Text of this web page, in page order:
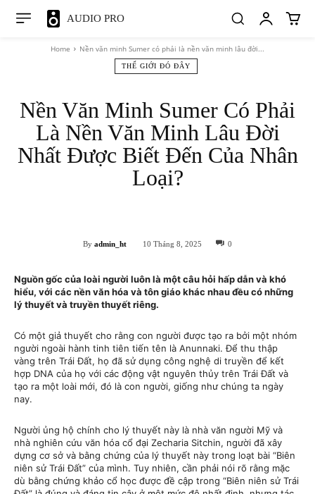
AUDIO PRO
Home Nền văn minh Sumer có phải là nền văn minh lâu đời...
THẾ GIỚI ĐÓ ĐÂY
Nền Văn Minh Sumer Có Phải
Là Nền Văn Minh Lâu Đời
Nhất Được Biết Đến Của Nhân
Loại?
By admin_ht 10 Tháng 8, 2025 0
Nguồn gốc của loài người luôn là một câu hỏi hấp dẫn và khó
hiểu, với các nền văn hóa và tôn giáo khác nhau đều có những
lý thuyết và truyền thuyết riêng.
Có một giả thuyết cho rằng con người được tạo ra bởi một nhóm
người ngoài hành tinh tiên tiến tên là Anunnaki. Để thu thập
vàng trên Trái Đất, họ đã sử dụng công nghệ di truyền để kết
hợp DNA của họ với các động vật nguyên thủy trên Trái Đất và
tạo ra một loài mới, đó là con người, giống như chúng ta ngày
nay.
Người ủng hộ chính cho lý thuyết này là nhà văn người Mỹ và
nhà nghiên cứu văn hóa cổ đại Zecharia Sitchin, người đã xây
dựng cơ sở và bằng chứng của lý thuyết này trong loạt bài “Biên
niên sử Trái Đất” của mình. Tuy nhiên, cần phải nói rõ rằng mặc
dù bằng chứng khảo cổ học được đề cập trong “Biên niên sử Trái